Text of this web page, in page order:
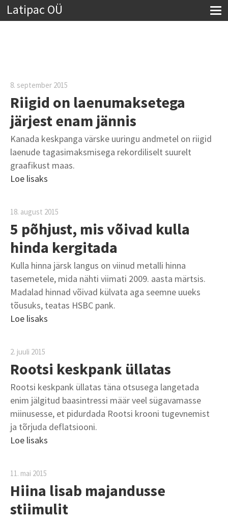
Latipac OÜ
8. september 2015
Riigid on laenumaksetega
järjest enam jännis
Kanada keskpanga värske uuringu andmetel on riigid
laenude tagasimaksmisega rekordiliselt suurelt
graafikust maas.
Loe lisaks
18. august 2015
5 põhjust, mis võivad kulla
hinda kergitada
Kulla hinna järsk langus on viinud metalli hinna
tasemetele, mida nähti viimati 2009. aasta märtsis.
Madalad hinnad võivad külvata aga seemne uueks
tõusuks, teatas HSBC pank.
Loe lisaks
2. juuli 2015
Rootsi keskpank üllatas
Rootsi keskpank üllatas täna otsusega langetada
enim jälgitud baasintressi määr veel sügavamasse
miinusesse, et pidurdada Rootsi krooni tugevnemist
ja tõrjuda deflatsiooni.
Loe lisaks
11. mai 2015
Hiina lisab majandusse
stiimulit